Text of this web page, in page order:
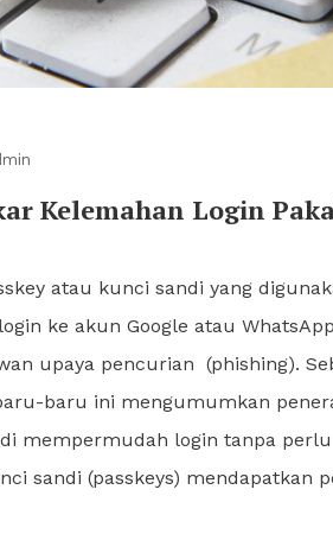
Kelemahan Login
atau kunci sandi yang
ke akun Google atau
upaya pencurian (phishing).
baru ini mengumumkan
mempermudah login tanpa
sandi (passkeys) mendapatkan